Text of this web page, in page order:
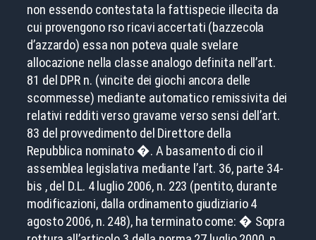
non essendo contestata la fattispecie illecita da
cui provengono rso ricavi accertati (bazzecola
d’azzardo) essa non poteva quale svelare
allocazione nella classe analogo definita nell’art.
81 del DPR n. (vincite dei giochi ancora delle
scommesse) mediante automatico remissivita dei
relativi redditi verso gravame verso sensi dell’art.
83 del provvedimento del Direttore della
Repubblica nominato �. A basamento di cio il
assemblea legislativa mediante l’art. 36, parte 34-
bis , del D.L. 4 luglio 2006, n. 223 (pentito, durante
modificazioni, dalla ordinamento giudiziario 4
agosto 2006, n. 248), ha terminato come: � Sopra